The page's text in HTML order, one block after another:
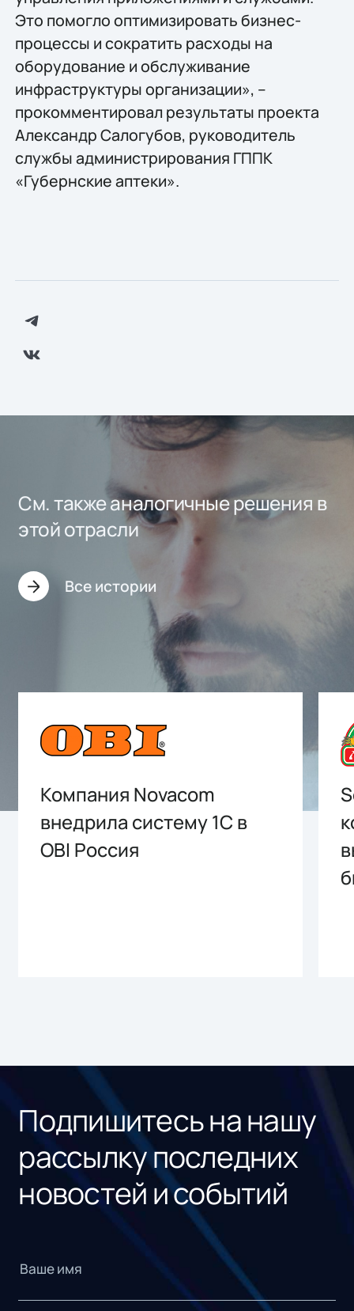
Это помогло оптимизировать бизнес-
процессы и сократить расходы на
оборудование и обслуживание
инфраструктуры организации», –
прокомментировал результаты проекта
Александр Салогубов, руководитель
службы администрирования ГППК
«Губернские аптеки».
См. также аналогичные решения в
этой отрасли
Все истории
Компания Novacom
внедрила систему 1С в
OBI Россия
Подпишитесь на нашу
рассылку последних
новостей и событий